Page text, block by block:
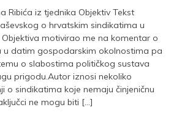
Ribića iz tjednika Objektiv Tekst
o hrvatskim sindikatima u
motivirao me na komentar o
u datim gospodarskim okolnostima pa
o slabostima političkog sustava
prigodu.Autor iznosi nekoliko
o sindikatima koje nemaju činjeničnu
ne mogu biti […]